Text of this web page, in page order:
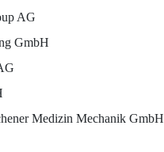
AG
GmbH
Medizin Mechanik GmbH